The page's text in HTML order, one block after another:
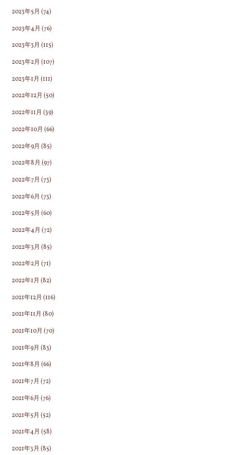
2023年5月 (74)
2023年4月 (76)
2023年3月 (115)
2023年2月 (107)
2023年1月 (111)
2022年12月 (50)
2022年11月 (39)
2022年10月 (66)
2022年9月 (85)
2022年8月 (97)
2022年7月 (73)
2022年6月 (73)
2022年5月 (60)
2022年4月 (72)
2022年3月 (85)
2022年2月 (71)
2022年1月 (82)
2021年12月 (116)
2021年11月 (80)
2021年10月 (70)
2021年9月 (83)
2021年8月 (66)
2021年7月 (72)
2021年6月 (76)
2021年5月 (52)
2021年4月 (58)
2021年3月 (85)